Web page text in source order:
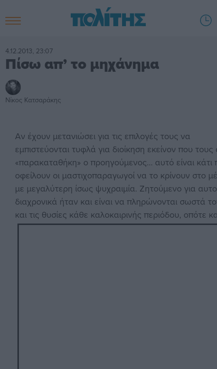
4.12.2013, 23:07
Πίσω απ’ το μηχάνημα
Νίκος Κατσαράκης
Αν έχουν μετανιώσει για τις επιλογές τους να
εμπιστεύονται τυφλά για διοίκηση εκείνον που τους
«παρακαταθήκη» ο προηγούμενος… αυτό είναι κάτι
οφείλουν οι μαστιχοπαραγωγοί να το κρίνουν στο
με μεγαλύτερη ίσως ψυχραιμία. Ζητούμενο για
διαχρονικά ήταν και είναι να πληρώνονται σωστά
και τις θυσίες κάθε καλοκαιρινής περιόδου, οπότε